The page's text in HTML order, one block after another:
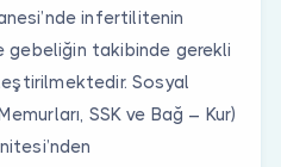
infertilitenin
gebeliğin takibinde gerekli
Sosyal
SSK ve Bağ – Kur)